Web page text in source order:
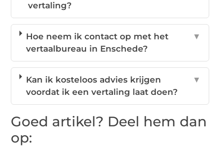
vertaling?
Hoe neem ik contact op met het
vertaalbureau in Enschede?
▼
Kan ik kosteloos advies krijgen
voordat ik een vertaling laat doen?
▼
Goed artikel? Deel hem dan
op: